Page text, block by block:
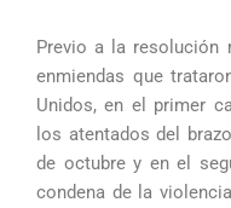
Previo a la resolución
enmiendas que
Unidos, en el primer
los atentados del
de octubre y en el
condena de la